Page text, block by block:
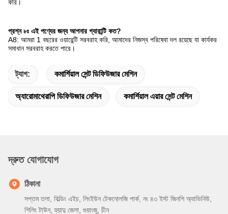
করি।
প্রশ্ন ৮ঃ এই পণ্যের জন্য আপনার গ্যারান্টি কত?
A8: আমরা 1 বছরের ওয়ারেন্টি সরবরাহ করি, আমাদের নিজস্ব পরিষেবা দল রয়েছে যা কার্যকর
সমাধান সরবরাহ করতে পারে।
ট্যাগ: কমার্শিয়াল সেন্ট ডিফিউজার মেশিন
অ্যারোমাথেরাপি ডিফিউজার মেশিন কমার্শিয়াল এয়ার সেন্ট মেশিন
দ্রুত যোগাযোগ
ঠিকানা
সপ্তম তলা, বিল্ডিং এইচ, লিংইউন টেকনোলজি পার্ক, নং ৪৩ ইস্ট জিনশি অ্যাভিনিউ,
শিলিং টাউন, হুয়াদু জেলা, গুয়াংজু, চীন